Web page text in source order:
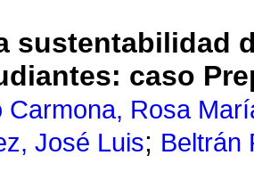
sustentabilidad
caso
Carmona, Rosa
José Luis; Beltrán